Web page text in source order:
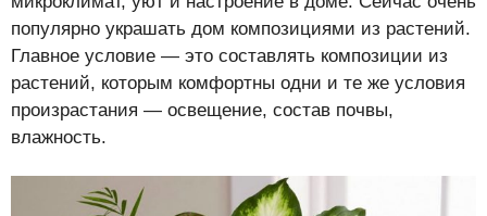
популярно украшать дом композициями из растений.
Главное условие — это составлять композиции из
растений, которым комфортны одни и те же условия
произрастания — освещение, состав почвы,
влажность.